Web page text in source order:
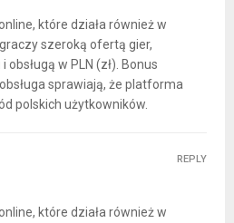
które działa również w
szeroką ofertą gier,
w PLN (zł). Bonus
sprawiają, że platforma
polskich użytkowników.
które działa również w
REPLY